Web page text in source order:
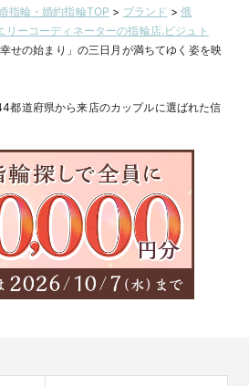
指輪・婚約指輪TOP > ブランド > 俄
ーコーディネーターの指輪店.ビジュト
幸せの始まり」の三日月が満ちてゆく姿を映
来店のカップルに選ばれた信